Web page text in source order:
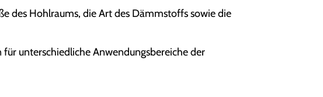
des Hohlraums, die Art des Dämmstoffs sowie die
unterschiedliche Anwendungsbereiche der